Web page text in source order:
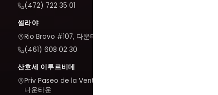
(472) 722 35 01
셀라야
Rio Bravo #107, 다운타운
(461) 608 02 30
산호세 이투르비데
Priv Paseo de la Venta #7,
다운타운